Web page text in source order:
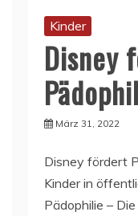
Kinder
Disney
März 31, 2022
Disney fördert
Kinder in
Pädophilie –